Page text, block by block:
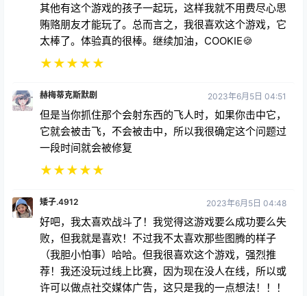
其他有这个游戏的孩子一起玩，这样我就不用费尽心思
贿赂朋友才能玩了。总而言之，我很喜欢这个游戏，它
太棒了。体验真的很棒。继续加油，COOKIE🍪
★★★★★
赫梅蒂克斯默剧 2023年6月5日 04:51
但是当你抓住那个会射东西的飞人时，如果你击中它，
它就会被击飞，不会被击中，所以我很确定这个问题过
一段时间就会被修复
★★★★★
矮子.4912 2023年6月5日 04:48
好吧，我太喜欢战斗了！我觉得这游戏要么成功要么失
败，但我就是喜欢！不过我不太喜欢那些图腾的样子
（我胆小怕事）哈哈。但我很喜欢这个游戏，强烈推
荐！我还没玩过线上比赛，因为现在没人在线，所以或
许可以做点社交媒体广告，这只是我的一点想法！！！